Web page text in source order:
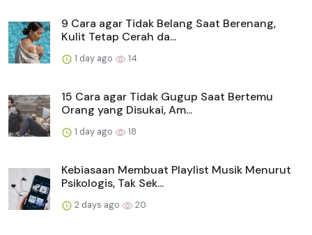
9 Cara agar Tidak Belang Saat Berenang,
Kulit Tetap Cerah da...
1 day ago 14
15 Cara agar Tidak Gugup Saat Bertemu
Orang yang Disukai, Am...
1 day ago 18
Kebiasaan Membuat Playlist Musik Menurut
Psikologis, Tak Sek...
2 days ago 20